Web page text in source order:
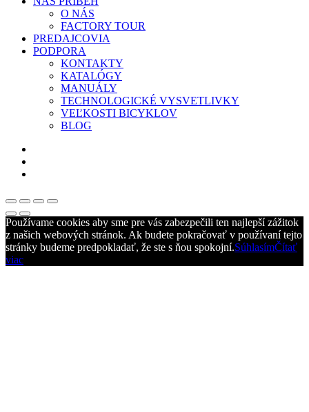
O NÁS
FACTORY TOUR
PREDAJCOVIA
PODPORA
KONTAKTY
KATALÓGY
MANUÁLY
TECHNOLOGICKÉ VYSVETLIVKY
VEĽKOSTI BICYKLOV
BLOG
Používame cookies aby sme pre vás zabezpečili ten najlepší zážitok
z našich webových stránok. Ak budete pokračovať v používaní tejto
stránky budeme predpokladať, že ste s ňou spokojní.SúhlasímČítať
viac